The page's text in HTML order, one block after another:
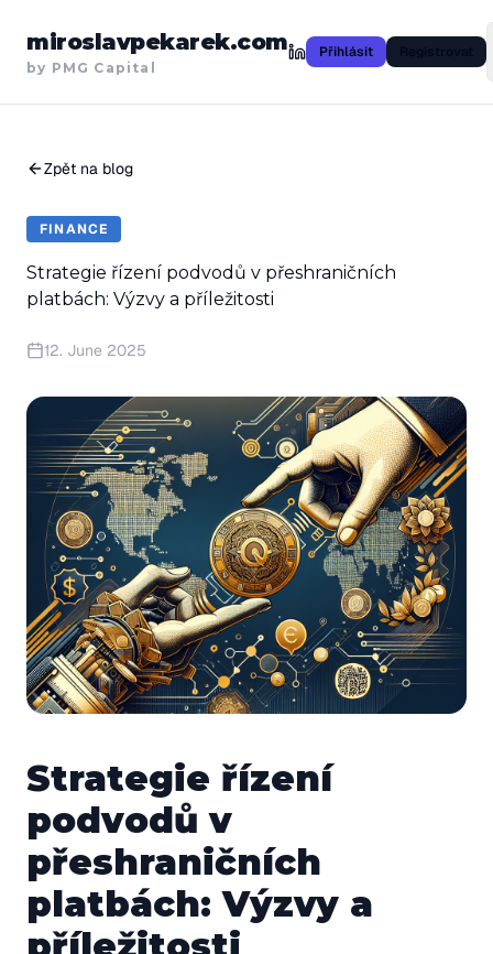
miroslavpekarek.com
by PMG Capital
Přihlásit
Zpět na blog
FINANCE
Strategie řízení podvodů v přeshraničních
platbách: Výzvy a příležitosti
12. June 2025
Strategie řízení
podvodů v
přeshraničních
platbách: Výzvy a